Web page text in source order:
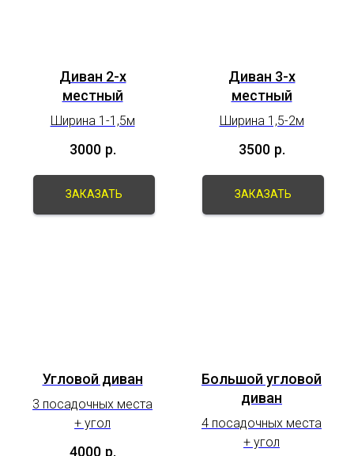
Диван 2-х
местный
Ширина 1-1,5м
3000 р.
ЗАКАЗАТЬ
Диван 3-х
местный
Ширина 1,5-2м
3500 р.
ЗАКАЗАТЬ
Угловой диван
3 посадочных места
+ угол
4000 р.
Большой угловой
диван
4 посадочных места
+ угол